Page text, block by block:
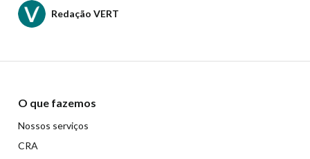
Redação VERT
O que fazemos
Nossos serviços
CRA